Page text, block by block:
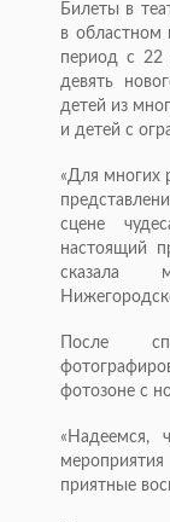
Билеты в
в областном
период с 22
девять
детей из
и детей с
«Для многих
сцене
настоящий
сказала
После
фотозоне с
«Надеемся,
приятные